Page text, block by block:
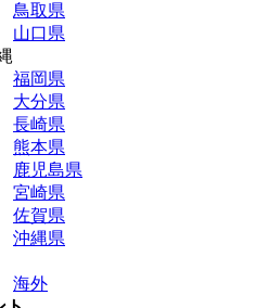
鳥取県
山口県
福岡県
大分県
長崎県
熊本県
鹿児島県
宮崎県
佐賀県
沖縄県
海外